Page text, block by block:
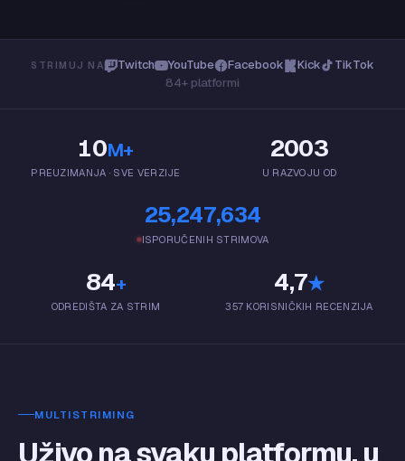
STRIMUJ NA Twitch YouTube Facebook Kick
TikTok
84+ platformi
10M+
PREUZIMANJA · SVE VERZIJE
2003
U RAZVOJU OD
25,247,634
ISPORUČENIH STRIMOVA
84+
ODREDIŠTA ZA STRIM
4,7★
357 KORISNIČKIH RECENZIJA
MULTISTRIMING
Uživo na svaku platformu, u